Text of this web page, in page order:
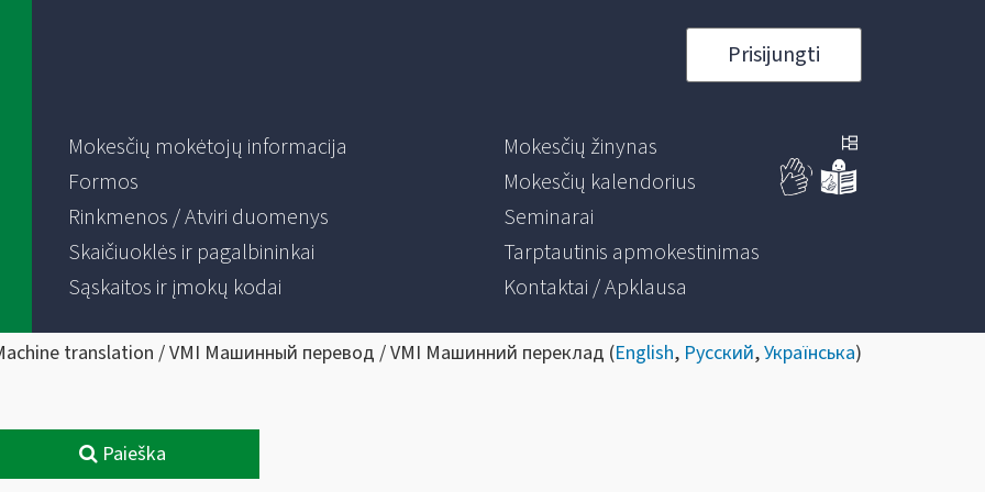
Prisijungti
Mokesčių mokėtojų informacija
Formos
Rinkmenos / Atviri duomenys
Skaičiuoklės ir pagalbininkai
Sąskaitos ir įmokų kodai
Mokesčių žinynas
Mokesčių kalendorius
Seminarai
Tarptautinis apmokestinimas
Kontaktai / Apklausa
translation / VMI Машинный перевод / VMI Машинний переклад (English, Русский,Українська)
Paieška